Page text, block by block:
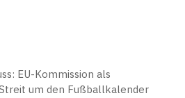
EU-Kommission als
um den Fußballkalender